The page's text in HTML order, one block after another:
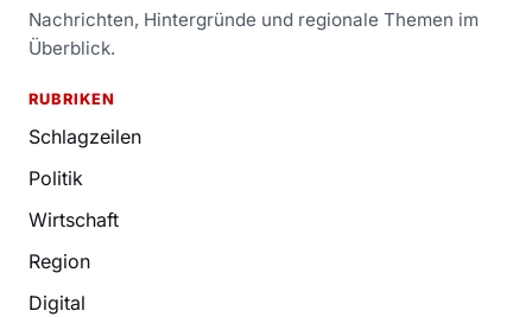
Nachrichten, Hintergründe und regionale Themen im
Überblick.
RUBRIKEN
Schlagzeilen
Politik
Wirtschaft
Region
Digital